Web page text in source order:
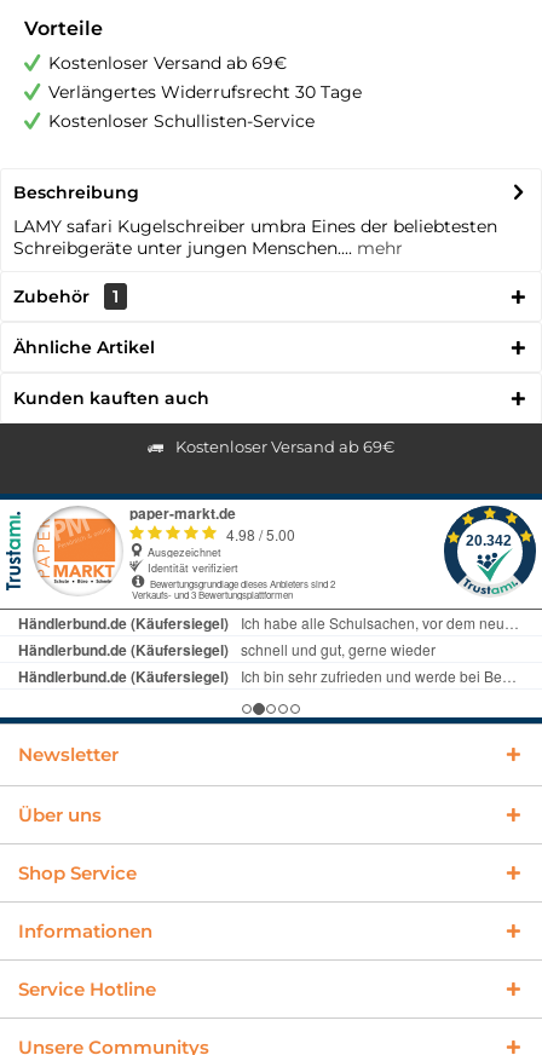
Vorteile
Kostenloser Versand ab 69€
Verlängertes Widerrufsrecht 30 Tage
Kostenloser Schullisten-Service
Beschreibung
LAMY safari Kugelschreiber umbra Eines der beliebtesten
Schreibgeräte unter jungen Menschen.... mehr
Zubehör 1
Ähnliche Artikel
Kunden kauften auch
Kostenloser Versand ab 69€
Newsletter
Über uns
Shop Service
Informationen
Service Hotline
Unsere Communitys